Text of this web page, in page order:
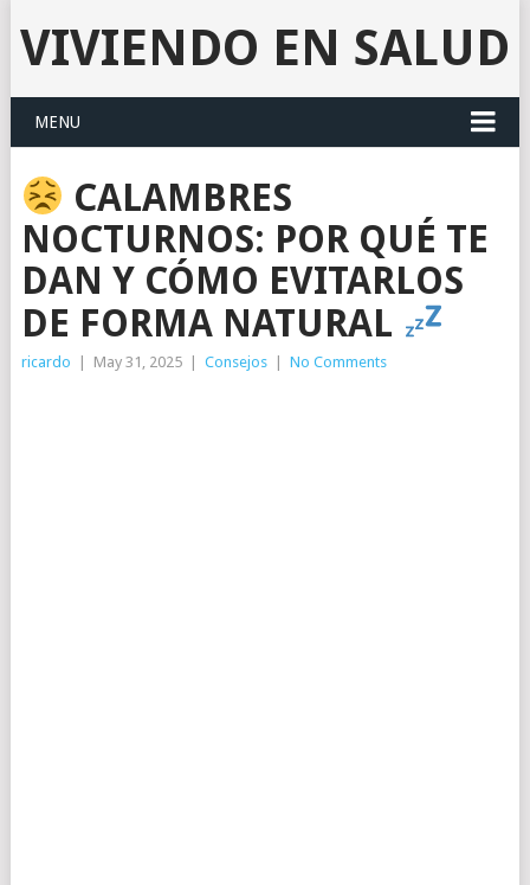
VIVIENDO EN SALUD
MENU
CALAMBRES
NOCTURNOS: POR QUÉ TE
DAN Y CÓMO EVITARLOS
DE FORMA NATURAL
ricardo | May 31, 2025 | Consejos | No Comments